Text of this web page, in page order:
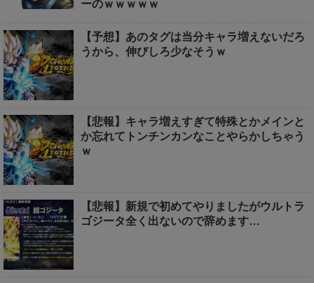
ーのｗｗｗｗｗ
【予想】あのタグは当分キャラ増えないだろ
うから、伸びしろ少なそうｗ
【悲報】キャラ増えすぎて特殊とかメインと
か忘れてトンチンカンなことやらかしちゃう
ｗ
【悲報】新規で初めてやりましたがウルトラ
ゴジータ全く出ないので辞めます…